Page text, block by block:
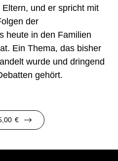
und er spricht mit
der
heute in den Familien
Ein Thema, das bisher
wurde und dringend
gehört.
€